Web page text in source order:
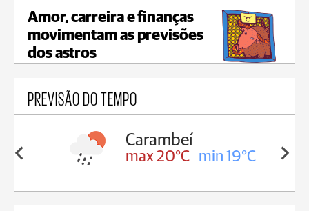
Amor, carreira e finanças
movimentam as previsões
dos astros
PREVISÃO DO TEMPO
min 19°C
Jaguariaíva
max 18°C min 18°C